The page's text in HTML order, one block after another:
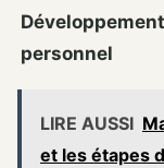
Développement
personnel
LIRE AUSSI
et les étapes